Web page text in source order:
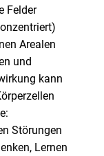
Felder
Arealen
und
kann
Störungen
Lernen